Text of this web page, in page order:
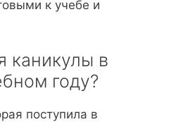
к учебе и
каникулы в
году?
поступила в